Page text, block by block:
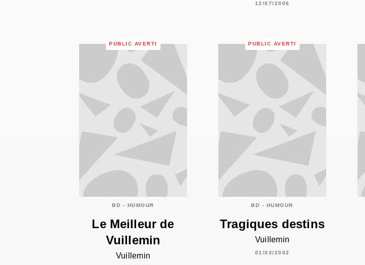
12/07/2006
PUBLIC AVERTI
BD - HUMOUR
Le Meilleur de
Vuillemin
Vuillemin
PUBLIC AVERTI
BD - HUMOUR
Tragiques destins
Vuillemin
01/03/2002